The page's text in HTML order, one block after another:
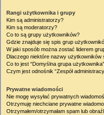
Rangi użytkownika i grupy
Kim są administratorzy?
Kim są moderatorzy?
Co to są grupy użytkowników?
Gdzie znajduje się spis grup
W jaki sposób można zostać liderem
Dlaczego niektóre nazwy użytkowników
Co to jest “Domyślna grupa
Czym jest odnośnik “Zespół
Prywatne wiadomości
Nie mogę wysyłać prywatnych
Otrzymuję niechciane prywatne
Otrzymałem/otrzymałam spam lub